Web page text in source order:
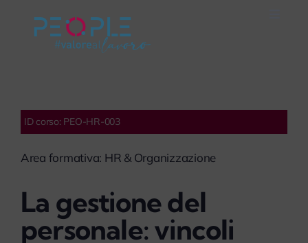
On Air
ID corso: PEO-HR-003
Area formativa: HR & Organizzazione
La gestione del
personale: vincoli